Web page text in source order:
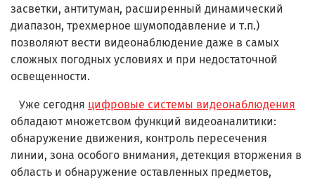
засветки, антитуман, расширенный динамический
диапазон, трехмерное шумоподавление и т.п.)
позволяют вести видеонаблюдение даже в самых
сложных погодных условиях и при недостаточной
освещенности.
Уже сегодня цифровые системы видеонаблюдения
обладают множетсвом функций видеоаналитики:
обнаружение движения, контроль пересечения
линии, зона особого внимания, детекция вторжения в
область и обнаружение оставленных предметов,